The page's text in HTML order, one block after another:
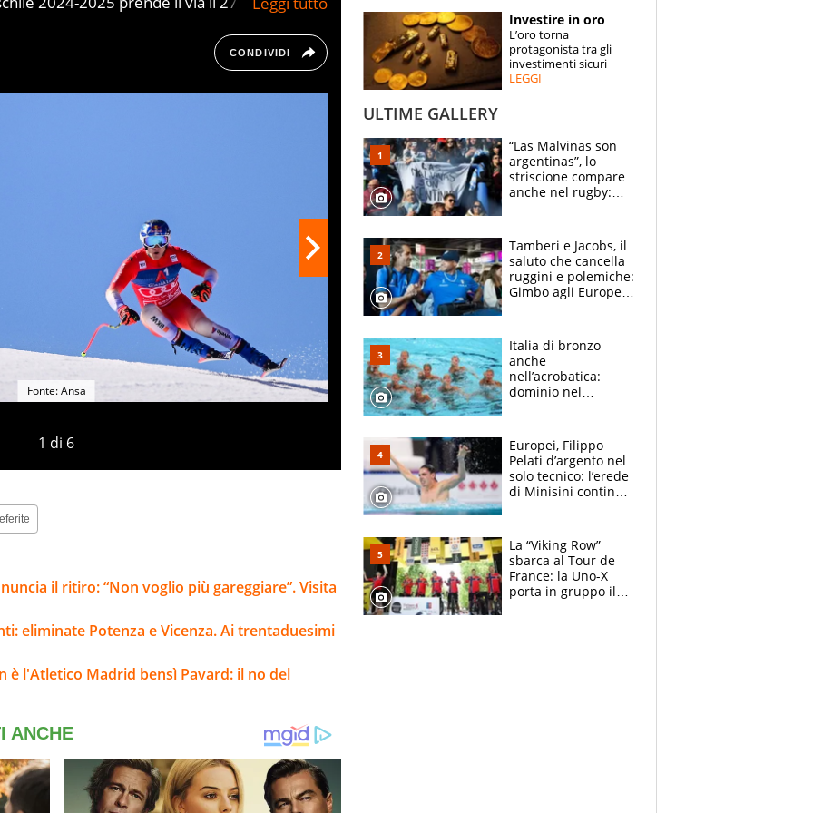
SPECIALI
ESPERTI
spazio ai Campionati del Mondo di Sci
CONDIVIDI
1 di 6
Fonte: Ansa
il ritiro: “Non voglio più gareggiare”. Visita
eliminate Potenza e Vicenza. Ai trentaduesimi
è l'Atletico Madrid bensì Pavard: il no del
Investire in oro
L’oro torna
protagonista tra gli
investimenti sicuri
LEGGI
ULTIME GALLERY
“Las Malvinas son
argentinas”, lo
striscione compare
anche nel rugby:
un caso
Tamberi e Jacobs, il
saluto che cancella
ruggini e polemiche:
Gimbo agli Europei
Italia di bronzo
anche
nell’acrobatica:
dominio nel
e compagni
continuare
Europei, Filippo
Pelati d’argento nel
solo tecnico: l’erede
di Minisini continua
mirino
La “Viking Row”
sbarca al Tour de
France: la Uno-X
porta in gruppo il